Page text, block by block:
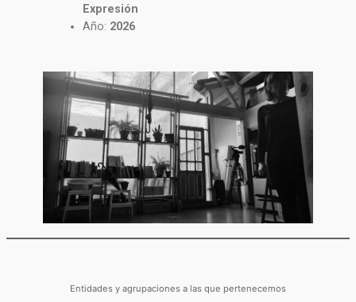
Expresión
Año: 2026
Entidades y agrupaciones a las que pertenecemos